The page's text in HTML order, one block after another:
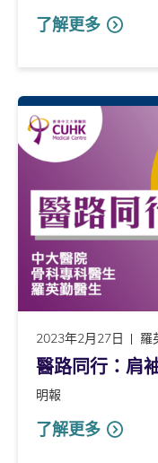
了解更多
2023年2月27日 羅
醫路同行：肩
明報
了解更多